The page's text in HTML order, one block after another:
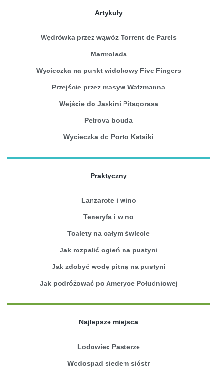
Artykuły
Wędrówka przez wąwóz Torrent de Pareis
Marmolada
Wycieczka na punkt widokowy Five Fingers
Przejście przez masyw Watzmanna
Wejście do Jaskini Pitagorasa
Petrova bouda
Wycieczka do Porto Katsiki
Praktyczny
Lanzarote i wino
Teneryfa i wino
Toalety na całym świecie
Jak rozpalić ogień na pustyni
Jak zdobyć wodę pitną na pustyni
Jak podróżować po Ameryce Południowej
Najlepsze miejsca
Lodowiec Pasterze
Wodospad siedem sióstr